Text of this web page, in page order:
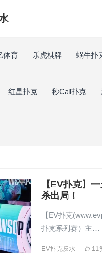
体育 乐虎棋牌 蜗牛扑
红星扑克 秒Call扑克
【EV扑克】
杀出局！
【EV扑克
扑克系列赛）主…
EV扑克反水 11